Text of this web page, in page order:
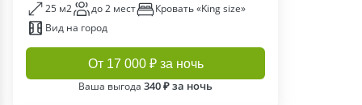
25 м2 до 2 мест
Кровать «King size»
Вид на город
От 17 000 ₽ за ночь
Ваша выгода 340 ₽ за ночь